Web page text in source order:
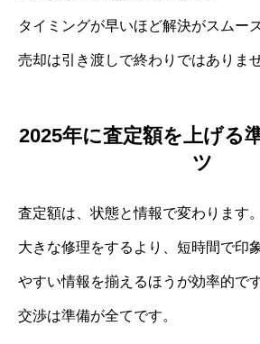
タイミングが早いほど解決がスムー
売却は引き渡しで終わりではありませ
2025年に査定額を上げる
ツ
査定額は、状態と情報で変わります。
大きな修理をするより、短時間で印
やすい情報を揃えるほうが効率的です
交渉は準備が全てです。